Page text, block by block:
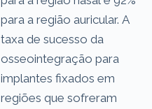
para a região auricular. A
taxa de sucesso da
osseointegração para
implantes fixados em
regiões que sofreram